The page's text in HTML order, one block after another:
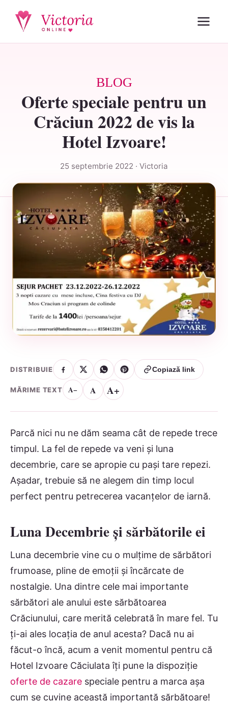
BLOG
Oferte speciale pentru un
Crăciun 2022 de vis la
Hotel Izvoare!
25 septembrie 2022 · Victoria
DISTRIBUIE Copiază link
MĂRIME TEXT A− A A+
Parcă nici nu ne dăm seama cât de repede trece
timpul. La fel de repede va veni și luna
decembrie, care se apropie cu pași tare repezi.
Așadar, trebuie să ne alegem din timp locul
perfect pentru petrecerea vacanțelor de iarnă.
Luna Decembrie și sărbătorile ei
Luna decembrie vine cu o mulțime de sărbători
frumoase, pline de emoții și încărcate de
nostalgie. Una dintre cele mai importante
sărbători ale anului este sărbătoarea
Crăciunului, care merită celebrată în mare fel. Tu
ți-ai ales locația de anul acesta? Dacă nu ai
făcut-o încă, acum a venit momentul pentru că
Hotel Izvoare Căciulata îți pune la dispoziție
oferte de cazare speciale pentru a marca așa
cum se cuvine această importantă sărbătoare!